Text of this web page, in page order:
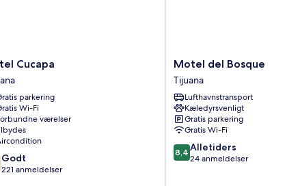
Cucapa
parkering
Wi-Fi
værelser
Godt
221 anmeldelser
Motel
del
Bosque
Tijuana
Motel del Bosque
Tijuana
Lufthavnstransport
Kæledyrsvenligt
Gratis parkering
Gratis Wi-Fi
8.4
ud
8,4 Alletiders
24 anmeldelser